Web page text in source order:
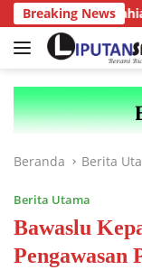
Langsung
ke
konten
Breaking News
Kepahiang
Beranda Berita
Berita Utama
Bawaslu